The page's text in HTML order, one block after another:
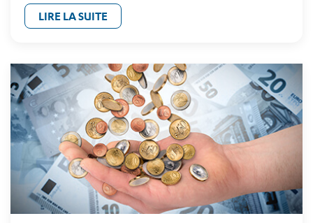
LIRE LA SUITE